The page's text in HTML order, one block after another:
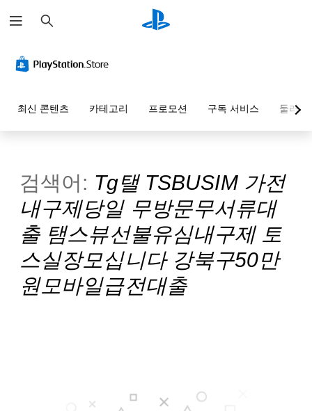
색
최신 콘텐츠 카테고리 프로모션 구독 서비스 둘러보
검색어: Tg탤 TSBUSIM 가전
내구제당일 무방문무서류대
출 탬스뷰선불유심내구제 토
스실장모십니다 강북구50만
원모바일급전대출